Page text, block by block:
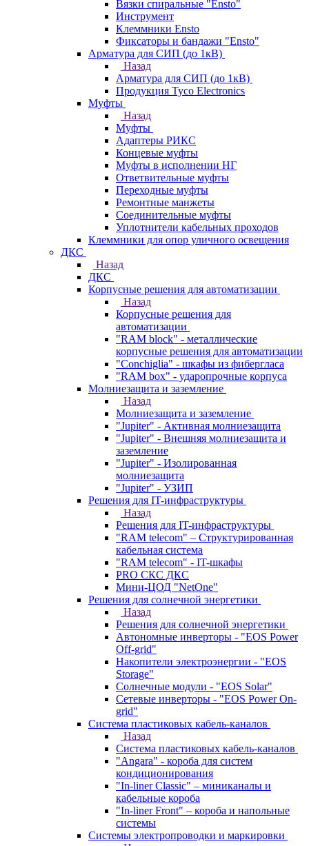
Вязки спиральные "Ensto"
Инструмент
Клеммники Ensto
Фиксаторы и бандажи "Ensto"
Арматура для СИП (до 1кВ)
Назад
Арматура для СИП (до 1кВ)
Продукция Tyco Electronics
Муфты
Назад
Муфты
Адаптеры РИКС
Концевые муфты
Муфты в исполнении НГ
Ответвительные муфты
Переходные муфты
Ремонтные манжеты
Соединительные муфты
Уплотнители кабельных проходов
Клеммники для опор уличного освещения
ДКС
Назад
ДКС
Корпусные решения для автоматизации
Назад
Корпусные решения для
автоматизации
"RAM block" - металлические
корпусные решения для автоматизации
"Conchiglia" - шкафы из фибергласа
"RAM box" - ударопрочные корпуса
Молниезащита и заземление
Назад
Молниезащита и заземление
"Jupiter" - Активная молниезащита
"Jupiter" - Внешняя молниезащита и
заземление
"Jupiter" - Изолированная
молниезащита
"Jupiter" - УЗИП
Решения для IT-инфраструктуры
Назад
Решения для IT-инфраструктуры
"RAM telecom" – Структурированная
кабельная система
"RAM telecom" - IT-шкафы
PRO СКС ДКС
Мини-ЦОД "NetOne"
Решения для солнечной энергетики
Назад
Решения для солнечной энергетики
Автономные инверторы - "EOS Power
Off-grid"
Накопители электроэнергии - "EOS
Storage"
Солнечные модули - "EOS Solar"
Сетевые инверторы - "EOS Power On-
grid"
Система пластиковых кабель-каналов
Назад
Система пластиковых кабель-каналов
"Angara" - короба для систем
кондиционирования
"In-liner Classic" – миниканалы и
кабельные короба
"In-liner Front" – короба и напольные
системы
Системы электропроводки и маркировки